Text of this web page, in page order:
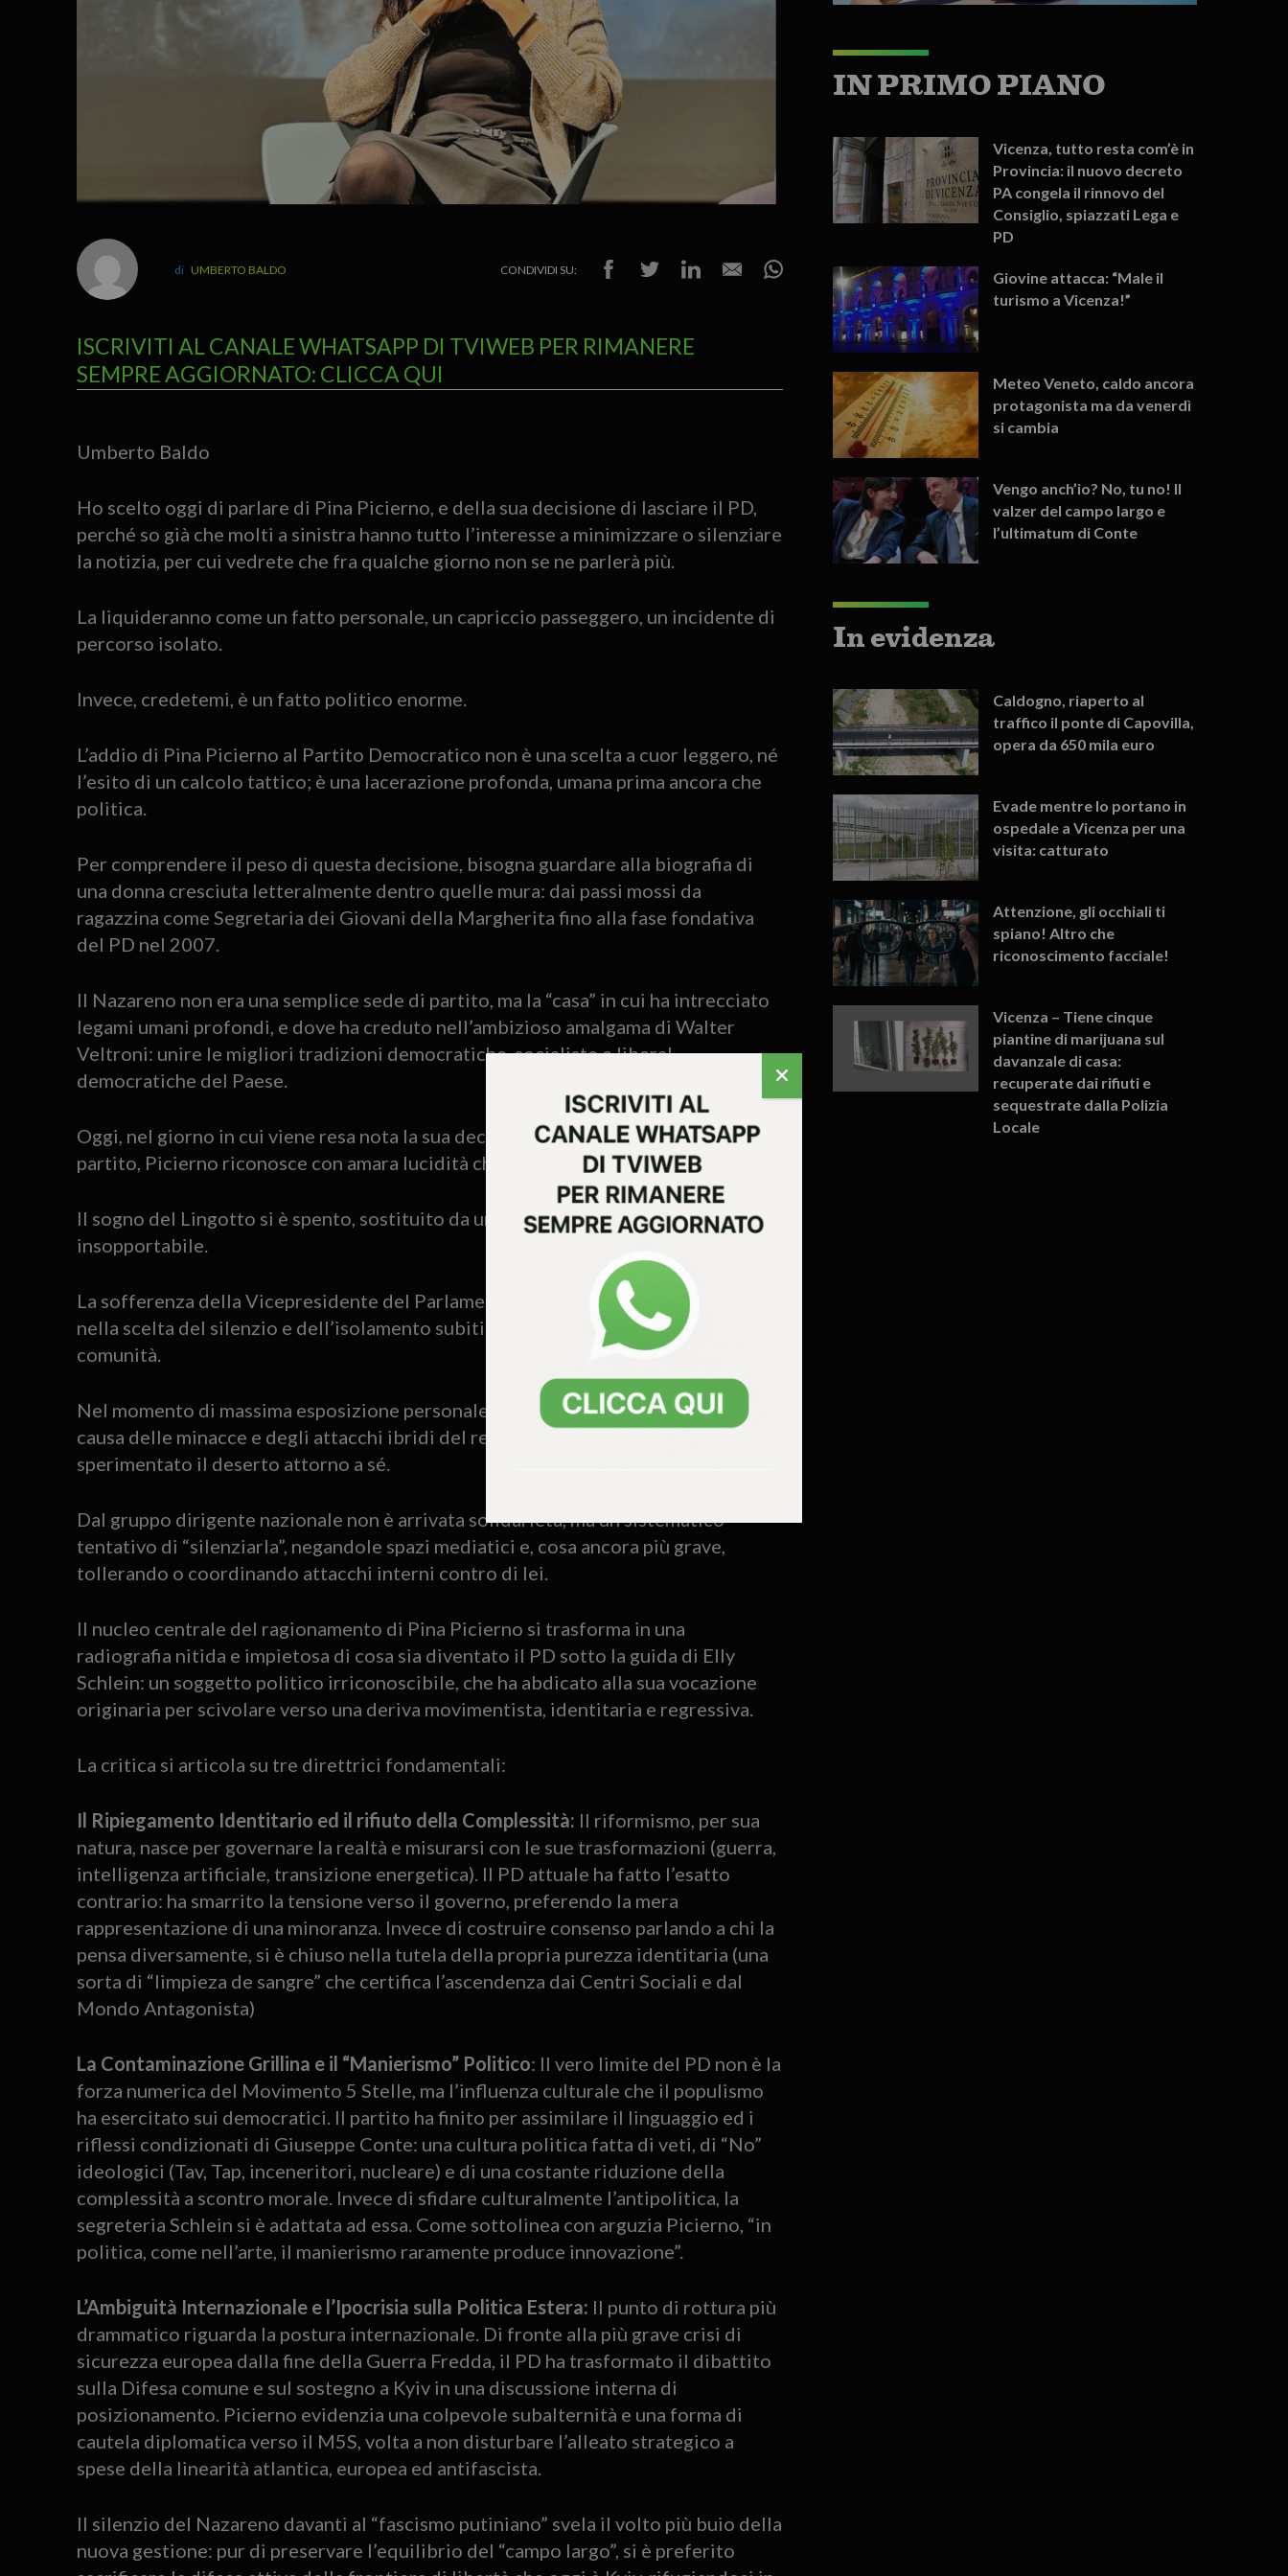
UMBERTO BALDO CONDIVIDI SU:
ISCRIVITI AL CANALE WHATSAPP DI TVIWEB PER RIMANERE
SEMPRE AGGIORNATO: CLICCA QUI
Umberto Baldo
Ho scelto oggi di parlare di Pina Picierno, e della sua decisione di lasciare il PD,
perché so già che molti a sinistra hanno tutto l’interesse a minimizzare o silenziare
la notizia, per cui vedrete che fra qualche giorno non se ne parlerà più.
La liquideranno come un fatto personale, un capriccio passeggero, un incidente di
percorso isolato.
Invece, credetemi, è un fatto politico enorme.
L’addio di Pina Picierno al Partito Democratico non è una scelta a cuor leggero, né
l’esito di un calcolo tattico; è una lacerazione profonda, umana prima ancora che
politica.
Per comprendere il peso di questa decisione, bisogna guardare alla biografia di
una donna cresciuta letteralmente dentro quelle mura: dai passi mossi da
ragazzina come Segretaria dei Giovani della Margherita fino alla fase fondativa
del PD nel 2007.
Il Nazareno non era una semplice sede di partito, ma la “casa” in cui ha intrecciato
legami umani profondi, e dove ha creduto nell’ambizioso amalgama di Walter
Veltroni: unire le migliori tradizioni democratiche, socialiste e liberal-
democratiche del Paese.
Oggi, nel giorno in cui viene resa nota la sua decisione di lasciare il
partito, Picierno riconosce con amara lucidità che “quella casa non esiste più”.
Il sogno del Lingotto si è spento, sostituito da un senso di estraneità
insopportabile.
La sofferenza della Vicepresidente del Parlamento Europeo si misura soprattutto
nella scelta del silenzio e dell’isolamento subiti in questi anni dalla sua stessa
comunità.
Nel momento di massima esposizione personale, costretta a vivere sotto tutela a
causa delle minacce e degli attacchi ibridi del regime di Putin, Picierno ha
sperimentato il deserto attorno a sé.
Dal gruppo dirigente nazionale non è arrivata solidarietà, ma un sistematico
tentativo di “silenziarla”, negandole spazi mediatici e, cosa ancora più grave,
tollerando o coordinando attacchi interni contro di lei.
Il nucleo centrale del ragionamento di Pina Picierno si trasforma in una
radiografia nitida e impietosa di cosa sia diventato il PD sotto la guida di Elly
Schlein: un soggetto politico irriconoscibile, che ha abdicato alla sua vocazione
originaria per scivolare verso una deriva movimentista, identitaria e regressiva.
La critica si articola su tre direttrici fondamentali:
Il Ripiegamento Identitario ed il rifiuto della Complessità: Il riformismo, per sua
natura, nasce per governare la realtà e misurarsi con le sue trasformazioni (guerra,
intelligenza artificiale, transizione energetica). Il PD attuale ha fatto l’esatto
contrario: ha smarrito la tensione verso il governo, preferendo la mera
rappresentazione di una minoranza. Invece di costruire consenso parlando a chi la
pensa diversamente, si è chiuso nella tutela della propria purezza identitaria (una
sorta di “limpieza de sangre” che certifica l’ascendenza dai Centri Sociali e dal
Mondo Antagonista)
La Contaminazione Grillina e il “Manierismo” Politico: Il vero limite del PD non è la
forza numerica del Movimento 5 Stelle, ma l’influenza culturale che il populismo
ha esercitato sui democratici. Il partito ha finito per assimilare il linguaggio ed i
riflessi condizionati di Giuseppe Conte: una cultura politica fatta di veti, di “No”
ideologici (Tav, Tap, inceneritori, nucleare) e di una costante riduzione della
complessità a scontro morale. Invece di sfidare culturalmente l’antipolitica, la
segreteria Schlein si è adattata ad essa. Come sottolinea con arguzia Picierno, “in
politica, come nell’arte, il manierismo raramente produce innovazione”.
L’Ambiguità Internazionale e l’Ipocrisia sulla Politica Estera: Il punto di rottura più
drammatico riguarda la postura internazionale. Di fronte alla più grave crisi di
sicurezza europea dalla fine della Guerra Fredda, il PD ha trasformato il dibattito
sulla Difesa comune e sul sostegno a Kyiv in una discussione interna di
posizionamento. Picierno evidenzia una colpevole subalternità e una forma di
cautela diplomatica verso il M5S, volta a non disturbare l’alleato strategico a
spese della linearità atlantica, europea ed antifascista.
Il silenzio del Nazareno davanti al “fascismo putiniano” svela il volto più buio della
nuova gestione: pur di preservare l’equilibrio del “campo largo”, si è preferito
IN PRIMO PIANO
Vicenza, tutto resta com’è in
Provincia: il nuovo decreto
PA congela il rinnovo del
Consiglio, spiazzati Lega e
PD
Giovine attacca: “Male il
turismo a Vicenza!”
Meteo Veneto, caldo ancora
protagonista ma da venerdì
si cambia
Vengo anch’io? No, tu no! Il
valzer del campo largo e
l’ultimatum di Conte
In evidenza
Caldogno, riaperto al
traffico il ponte di Capovilla,
opera da 650 mila euro
Evade mentre lo portano in
ospedale a Vicenza per una
visita: catturato
Attenzione, gli occhiali ti
spiano! Altro che
riconoscimento facciale!
Vicenza – Tiene cinque
piantine di marijuana sul
davanzale di casa:
recuperate dai rifiuti e
sequestrate dalla Polizia
Locale